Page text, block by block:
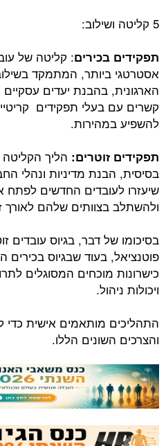
5 קליטה ושילוב:
תפקידים בכירים: קליטה של
אסטרטגי ביותר, המתמקד
הארגונית, בהבנת יעדים עסקיים
קשרים עם בעלי תפקידים
להשפיע במהירות.
תפקידים זוטרים: הליך
בסיסית, הבנת מדיניות ונהלי
שיעזרו לעובדים החדשים לפתח
ולהשתלב בצוותים שלהם לאורך
בסיכומו של דבר, בגיוס עובדים
פוטנציאל, בעוד שבגיוס
כישרונות מוכחים המסוגלים
ויכולות ניהול.
התהליכים מותאמים אישית כדי
והצרכים השונים הללו.